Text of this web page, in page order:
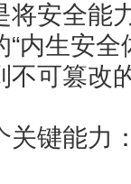
将安全能
内生安
不可篡改
关键能力